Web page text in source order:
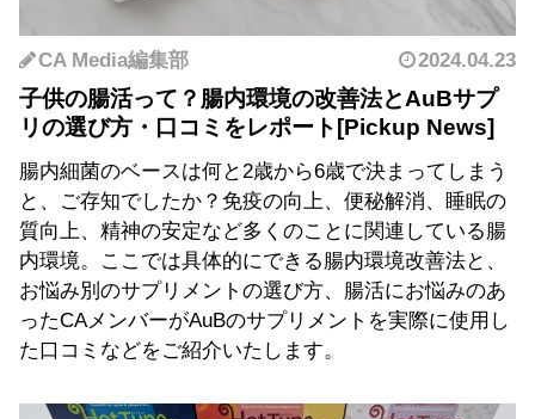
CA Media編集部 2024.04.23
子供の腸活って？腸内環境の改善法とAuBサプ
リの選び方・口コミをレポート
腸内細菌のベースは何と2歳から6歳で決まってしまう
と、ご存知でしたか？免疫の向上、便秘解消、睡眠の
質向上、精神の安定など多くのことに関連している腸
内環境。ここでは具体的にできる腸内環境改善法と、
お悩み別のサプリメントの選び方、腸活にお悩みのあ
ったCAメンバーがAuBのサプリメントを実際に使用し
た口コミなどをご紹介いたします。